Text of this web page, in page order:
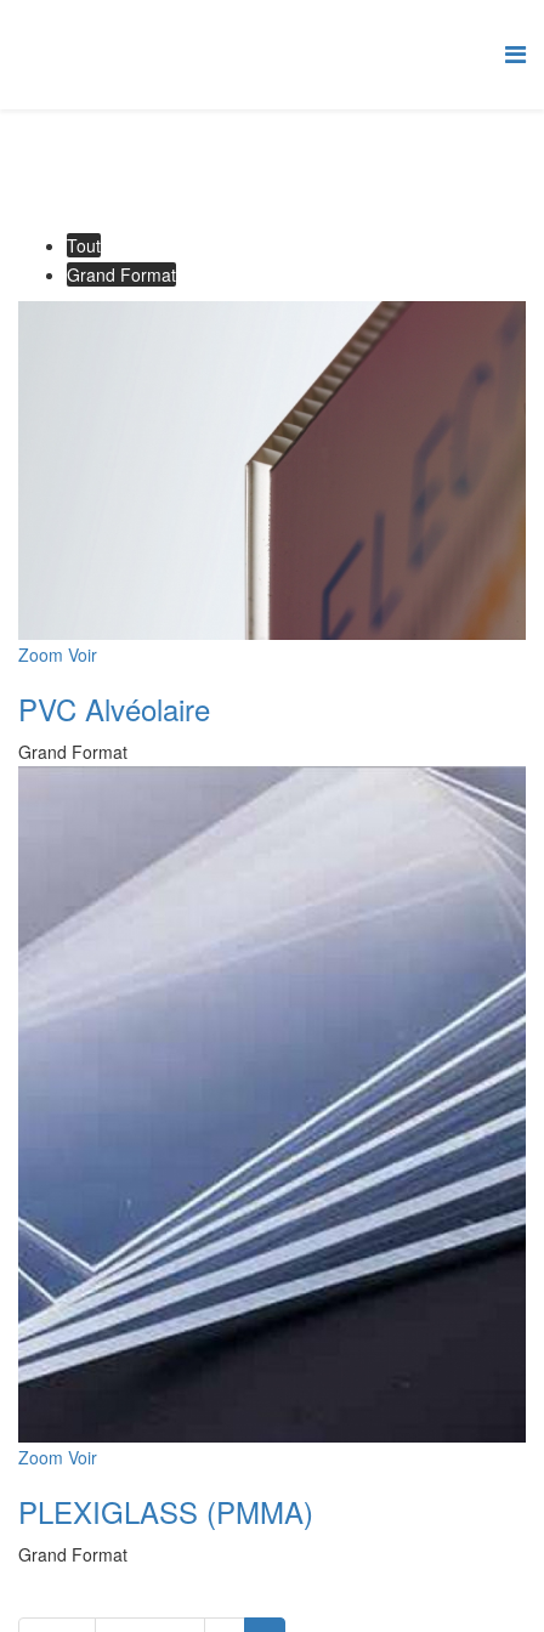
Tout
Grand Format
Zoom Voir
PVC Alvéolaire
Grand Format
Zoom Voir
PLEXIGLASS (PMMA)
Grand Format